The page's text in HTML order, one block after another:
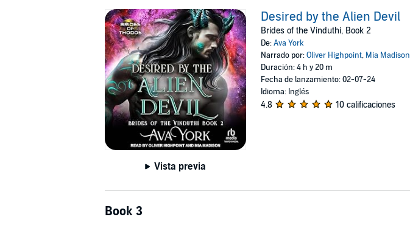
Vista previa
Desired by the Alien Devil
Brides of the Vinduthi, Book 2
De:Ava York
Narrado por:Oliver Highpoint, Mia Madison
Duración: 4 h y 20 m
Fecha de lanzamiento: 02-07-24
Idioma: Inglés
4.8 10 calificaciones
Book 3